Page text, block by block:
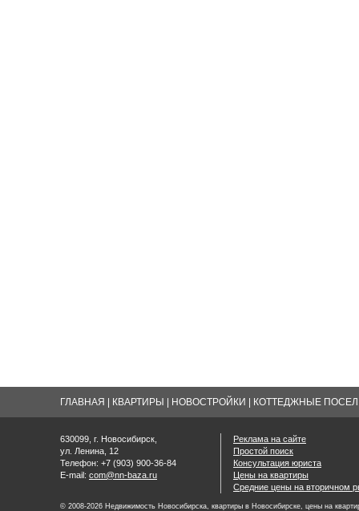
ГЛАВНАЯ КВАРТИРЫ НОВОСТРОЙКИ КОТТЕДЖНЫЕ
630099, г. Новосибирск,
ул. Ленина, 12
Телефон: +7 (903) 900-36-84
E-mail: com@nn-baza.ru
Реклама на сайте
Простой поиск
Консультация юриста
Цены на квартиры
Средние цены на вторичном
© 2008-2026 Недвижимость Новосибирска, квартиры в Новосибирске, цены на